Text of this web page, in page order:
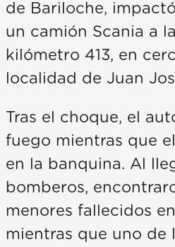
de Bariloche,
un camión Scania a
kilómetro 413, en
localidad de Juan
Tras el choque, el
fuego mientras que
en la banquina. Al
bomberos,
menores fallecidos
mientras que uno de